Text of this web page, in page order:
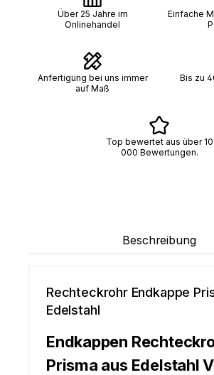
Über 25 Jahre im
Onlinehandel
Einfache
Anfertigung bei uns immer
auf Maß
Bis zu
Top bewertet aus über 10
000 Bewertungen.
Beschreibung
Rechteckrohr Endkappe
Edelstahl
Endkappen
Prisma aus Edelstahl